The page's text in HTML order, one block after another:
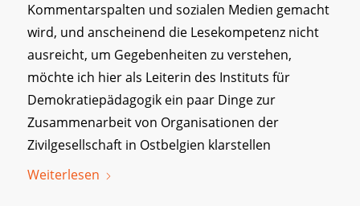
Kommentarspalten und sozialen Medien gemacht
wird, und anscheinend die Lesekompetenz nicht
ausreicht, um Gegebenheiten zu verstehen,
möchte ich hier als Leiterin des Instituts für
Demokratiepädagogik ein paar Dinge zur
Zusammenarbeit von Organisationen der
Zivilgesellschaft in Ostbelgien klarstellen
Weiterlesen